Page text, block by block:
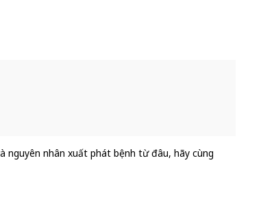
nguyên nhân xuất phát bệnh từ đâu, hãy cùng